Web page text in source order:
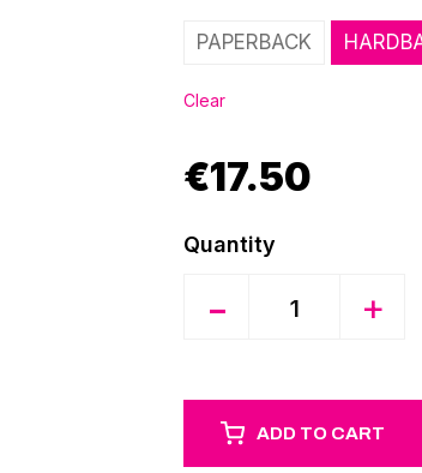
PAPERBACK
Clear
€17.50
- +
ADD TO CART